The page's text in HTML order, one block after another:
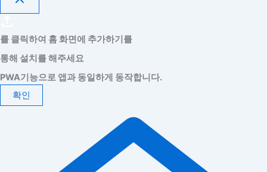
를 클릭하여 홈 화면에 추가하기를
통해 설치를 해주세요
PWA기능으로 앱과 동일하게 동작합니다.
확인